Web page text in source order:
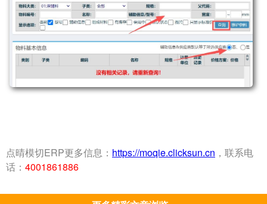
点晴模切ERP更多信息： https://moqie.clicksun.cn ，联系电
话： 4001861886